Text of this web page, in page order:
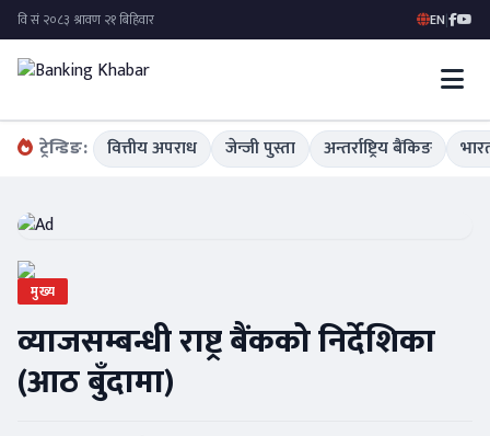
EN|
ट्रेन्डिङ: वित्तीय अपराध जेन्जी पुस्ता अन्तर्राष्ट्रिय बैंकिङ
मुख्य
व्याजसम्बन्धी राष्ट्र बैंकको निर्देशिका
(आठ बुँदामा)